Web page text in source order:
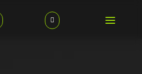
 ×